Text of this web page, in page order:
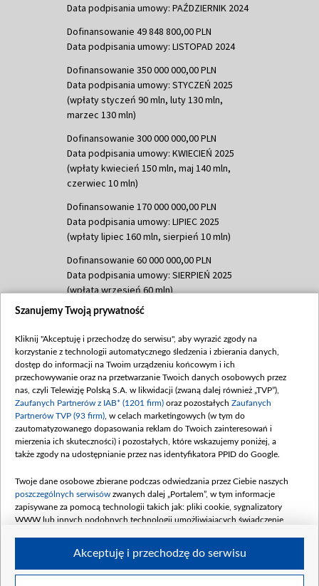
Data podpisania umowy: PAŹDZIERNIK 2024
Dofinansowanie 49 848 800,00 PLN
Data podpisania umowy: LISTOPAD 2024
Dofinansowanie 350 000 000,00 PLN
Data podpisania umowy: STYCZEŃ 2025
(wpłaty styczeń 90 mln, luty 130 mln,
marzec 130 mln)
Dofinansowanie 300 000 000,00 PLN
Data podpisania umowy: KWIECIEŃ 2025
(wpłaty kwiecień 150 mln, maj 140 mln,
czerwiec 10 mln)
Dofinansowanie 170 000 000,00 PLN
Data podpisania umowy: LIPIEC 2025
(wpłaty lipiec 160 mln, sierpień 10 mln)
Dofinansowanie 60 000 000,00 PLN
Data podpisania umowy: SIERPIEŃ 2025
(wpłata wrzesień 60 mln)
Dofinansowanie 635 783 051,21 PLN
(wpłata wrzesień 100 mln, październik 350
mln, listopad 265 mln)
Dofinansowanie 48 862 000,00 PLN
Data podpisania umowy: GRUDZIEŃ 2025
(wpłata grudzień 60,548 mln)
Dofinansowanie 900 000 000,00 PLN
Data podpisania umowy: LUTY 2026 (wpłata
kwiecień 180 mln, 7 maja 180 mln, 8
czerwca 90 mln)
Dofinansowanie 250 000 000,00 PLN
4 sierpnia 250 mln
Szanujemy Twoją prywatność
Kliknij "Akceptuję i przechodzę do serwisu", aby wyrazić zgody na
korzystanie z technologii automatycznego śledzenia i zbierania danych,
dostęp do informacji na Twoim urządzeniu końcowym i ich
przechowywanie oraz na przetwarzanie Twoich danych osobowych przez
nas, czyli Telewizję Polską S.A. w likwidacji (zwaną dalej również „TVP”),
Zaufanych Partnerów z IAB* (1201 firm) oraz pozostałych Zaufanych
Partnerów TVP (93 firm) , w celach marketingowych (w tym do
zautomatyzowanego dopasowania reklam do Twoich zainteresowań i
mierzenia ich skuteczności) i pozostałych, które wskazujemy poniżej, a
także zgody na udostępnianie przez nas identyfikatora PPID do Google.
Twoje dane osobowe zbierane podczas odwiedzania przez Ciebie naszych
poszczególnych serwisów zwanych dalej „Portalem”, w tym informacje
zapisywane za pomocą technologii takich jak: pliki cookie, sygnalizatory
WWW lub innych podobnych technologii umożliwiających świadczenie
Akceptuję i przechodzę do serwisu